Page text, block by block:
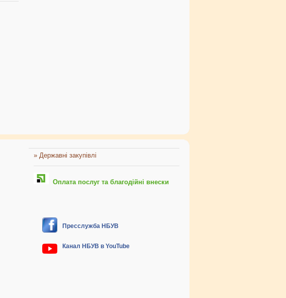
» Державні закупівлі
Оплата послуг та благодійні внески
Пресслужба НБУВ
Канал НБУВ в YouTube